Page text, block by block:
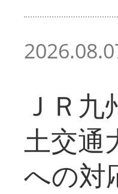
ＪＲ
土交
への対